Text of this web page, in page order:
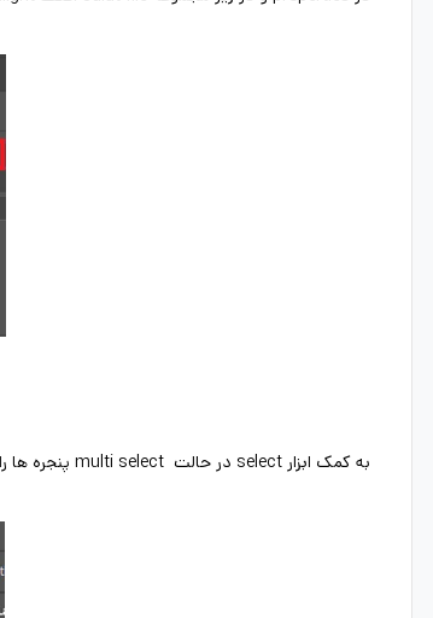
به کمک ابزار select در حالت multi select پنجره ها را با دقت انتخاب میکنیم.